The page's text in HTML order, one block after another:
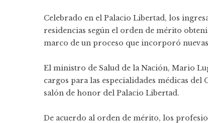
Celebrado en el Palacio Libertad, los
residencias según el orden de mérito
marco de un proceso que incorporó
El ministro de Salud de la Nación, Mario
cargos para las especialidades médicas
salón de honor del Palacio Libertad.
De acuerdo al orden de mérito, los